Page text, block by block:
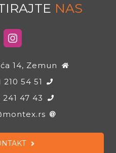
NAS
14, Zemun
210 54 51
241 47 43